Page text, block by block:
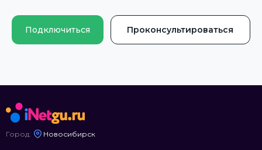
Подключиться Проконсультироваться
Город: Новосибирск